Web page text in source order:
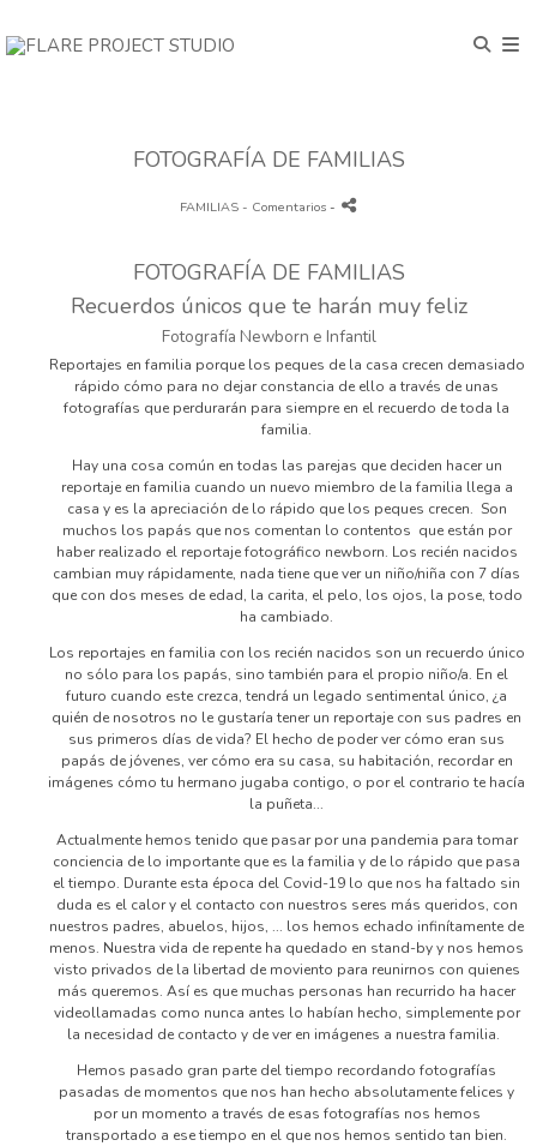
FOTOGRAFÍA DE FAMILIAS
FAMILIAS - Comentarios -
FOTOGRAFÍA DE FAMILIAS
Recuerdos únicos que te harán muy feliz
Fotografía Newborn e Infantil
Reportajes en familia porque los peques de la casa crecen demasiado
rápido cómo para no dejar constancia de ello a través de unas
fotografías que perdurarán para siempre en el recuerdo de toda la
familia.
Hay una cosa común en todas las parejas que deciden hacer un
reportaje en familia cuando un nuevo miembro de la familia llega a
casa y es la apreciación de lo rápido que los peques crecen. Son
muchos los papás que nos comentan lo contentos que están por
haber realizado el reportaje fotográfico newborn. Los recién nacidos
cambian muy rápidamente, nada tiene que ver un niño/niña con 7 días
que con dos meses de edad, la carita, el pelo, los ojos, la pose, todo
ha cambiado.
Los reportajes en familia con los recién nacidos son un recuerdo único
no sólo para los papás, sino también para el propio niño/a. En el
futuro cuando este crezca, tendrá un legado sentimental único, ¿a
quién de nosotros no le gustaría tener un reportaje con sus padres en
sus primeros días de vida? El hecho de poder ver cómo eran sus
papás de jóvenes, ver cómo era su casa, su habitación, recordar en
imágenes cómo tu hermano jugaba contigo, o por el contrario te hacía
la puñeta...
Actualmente hemos tenido que pasar por una pandemia para tomar
conciencia de lo importante que es la familia y de lo rápido que pasa
el tiempo. Durante esta época del Covid-19 lo que nos ha faltado sin
duda es el calor y el contacto con nuestros seres más queridos, con
nuestros padres, abuelos, hijos, ... los hemos echado infinítamente de
menos. Nuestra vida de repente ha quedado en stand-by y nos hemos
visto privados de la libertad de moviento para reunirnos con quienes
más queremos. Así es que muchas personas han recurrido ha hacer
videollamadas como nunca antes lo habían hecho, simplemente por
la necesidad de contacto y de ver en imágenes a nuestra familia.
Hemos pasado gran parte del tiempo recordando fotografías
pasadas de momentos que nos han hecho absolutamente felices y
por un momento a través de esas fotografías nos hemos
transportado a ese tiempo en el que nos hemos sentido tan bien.